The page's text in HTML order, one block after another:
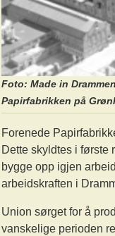
Foto: Made in Drammen
Papirfabrikken på
Forenede
Dette skyldtes i første
bygge opp igjen
arbeidskraften i
Union sørget for å
vanskelige perioden